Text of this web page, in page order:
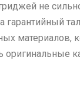
не сильно